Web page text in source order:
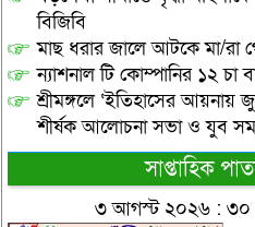
বিজিবি
মাছ ধরার জালে আটকে মা/
ন্যাশনাল টি কোম্পানির ১২ চা
শ্রীমঙ্গলে ‘ইতিহাসের আয়নায়
শীর্ষক আলোচনা সভা ও যুব
সাপ্তাহিক
৩ আগস্ট ২০২৬ : ৩০